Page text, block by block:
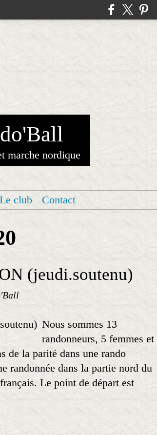
marche nordique
Le club Contact
(jeudi.soutenu)
Nous sommes 13
randonneurs, 5 femmes et
de la parité dans une rando
randonnée dans la partie nord du
Le point de départ est